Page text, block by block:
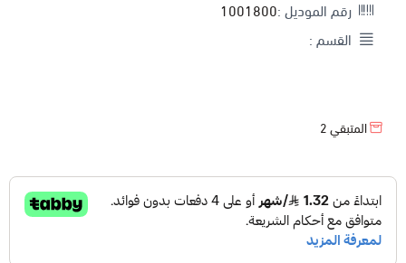
رقم الموديل :1001800
القسم :
المتبقي2